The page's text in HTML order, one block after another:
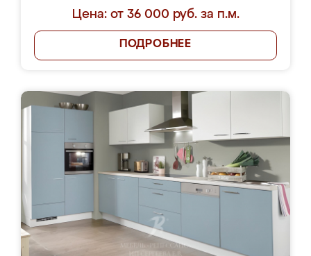
Цена: от 36 000 руб. за п.м.
ПОДРОБНЕЕ